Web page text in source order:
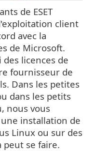
de ESET
client
avec la
de Microsoft.
licences de
fournisseur de
Dans les petites
dans les petits
nous vous
installation de
Linux ou sur des
peut se faire.